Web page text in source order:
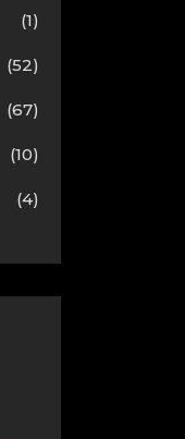
(1)
(52)
(67)
(10)
(4)